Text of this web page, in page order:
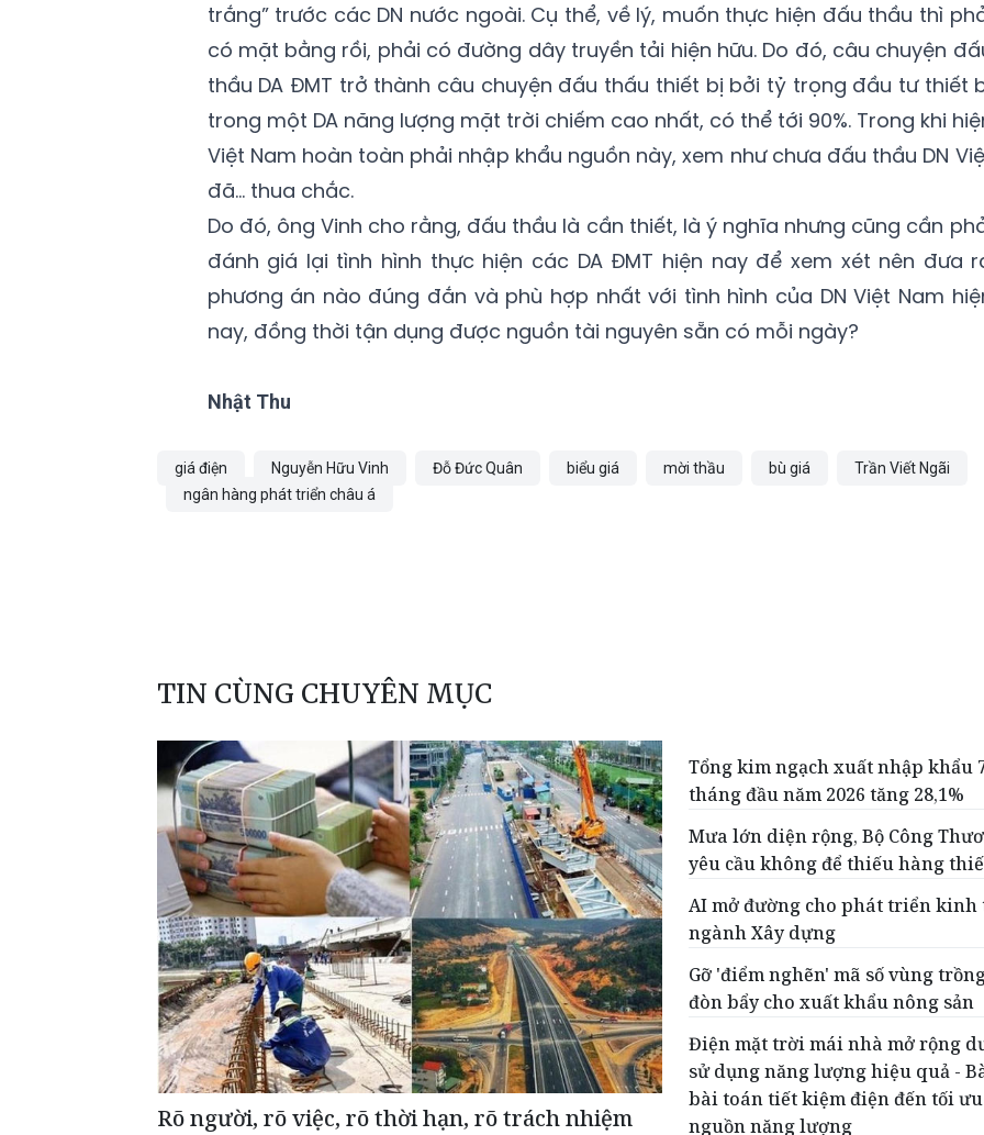
trắng” trước các DN nước ngoài. Cụ thể, về lý, muốn thực hiện đấu thầu thì
có mặt bằng rồi, phải có đường dây truyền tải hiện hữu. Do đó, câu chuyện
thầu DA ĐMT trở thành câu chuyện đấu thấu thiết bị bởi tỷ trọng đầu tư thiết
trong một DA năng lượng mặt trời chiếm cao nhất, có thể tới 90%. Trong khi
Việt Nam hoàn toàn phải nhập khẩu nguồn này, xem như chưa đấu thầu DN
đã… thua chắc.
Do đó, ông Vinh cho rằng, đấu thầu là cần thiết, là ý nghĩa nhưng cũng cần
đánh giá lại tình hình thực hiện các DA ĐMT hiện nay để xem xét nên đưa
phương án nào đúng đắn và phù hợp nhất với tình hình của DN Việt Nam
nay, đồng thời tận dụng được nguồn tài nguyên sẵn có mỗi ngày?
Nhật Thu
giá điện Nguyễn Hữu Vinh Đỗ Đức Quân biểu giá mời thầu bù giá
Trần Viết Ngãi
ngân hàng phát triển châu á
TIN CÙNG CHUYÊN MỤC
Rõ người, rõ việc, rõ thời hạn, rõ trách nhiệm
Tổng kim ngạch xuất nhập khẩu
tháng đầu năm 2026 tăng 28,1%
Mưa lớn diện rộng, Bộ Công
yêu cầu không để thiếu hàng
AI mở đường cho phát triển kinh
ngành Xây dựng
Gỡ 'điểm nghẽn' mã số vùng
đòn bẩy cho xuất khẩu nông sản
Điện mặt trời mái nhà mở rộng
sử dụng năng lượng hiệu quả -
bài toán tiết kiệm điện đến tối ưu
nguồn năng lượng